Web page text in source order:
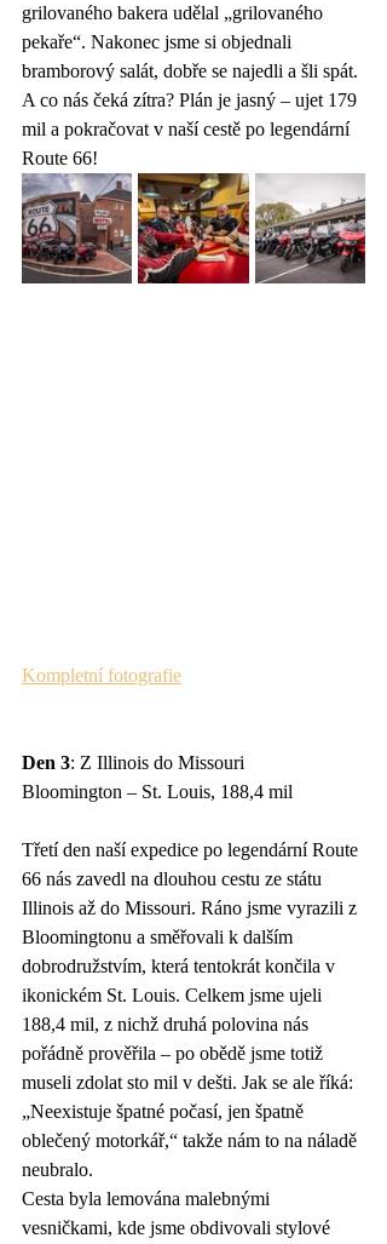
grilovaného bakera udělal „grilovaného
pekaře“. Nakonec jsme si objednali
bramborový salát, dobře se najedli a šli spát.
A co nás čeká zítra? Plán je jasný – ujet 179
mil a pokračovat v naší cestě po legendární
Route 66!
Kompletní fotografie
Den 3: Z Illinois do Missouri
Bloomington – St. Louis, 188,4 mil
Třetí den naší expedice po legendární Route
66 nás zavedl na dlouhou cestu ze státu
Illinois až do Missouri. Ráno jsme vyrazili z
Bloomingtonu a směřovali k dalším
dobrodružstvím, která tentokrát končila v
ikonickém St. Louis. Celkem jsme ujeli
188,4 mil, z nichž druhá polovina nás
pořádně prověřila – po obědě jsme totiž
museli zdolat sto mil v dešti. Jak se ale říká:
„Neexistuje špatné počasí, jen špatně
oblečený motorkář,“ takže nám to na náladě
neubralo.
Cesta byla lemována malebnými
vesničkami, kde jsme obdivovali stylové